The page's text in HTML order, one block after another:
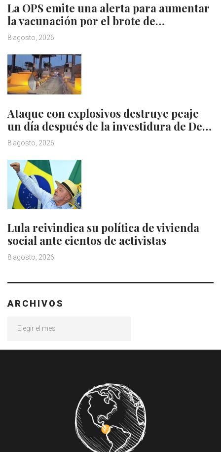
La OPS emite una alerta para aumentar
la vacunación por el brote de…
8 agosto, 2026
Ataque con explosivos destruye peaje
un día después de la investidura de De…
8 agosto, 2026
Lula reivindica su política de vivienda
social ante cientos de activistas
8 agosto, 2026
ARCHIVOS